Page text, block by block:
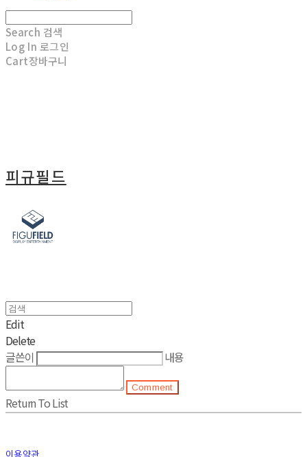
Search 검색
Log In 로그인
Cart장바구니
피규필드
Edit
Delete
글쓴이
내용
Comment
Return To List
이용약관